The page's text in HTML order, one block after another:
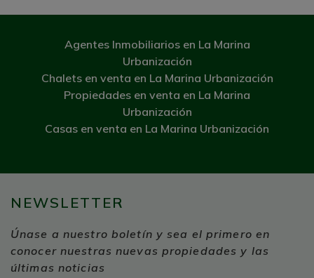
Agentes Inmobiliarios en La Marina
Urbanización
Chalets en venta en La Marina Urbanización
Propiedades en venta en La Marina
Urbanización
Casas en venta en La Marina Urbanización
NEWSLETTER
Únase a nuestro boletín y sea el primero en
conocer nuestras nuevas propiedades y las
últimas noticias